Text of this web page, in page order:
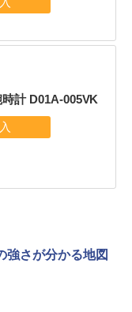
計 D01A-005VK
強さが分かる地図